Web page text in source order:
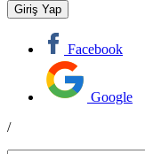
Facebook
Google
/